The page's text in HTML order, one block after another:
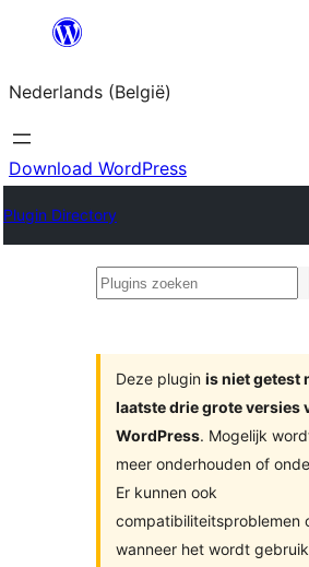
Spring
de
inhoud
Nederlands (België)
Download WordPress
Plugin Directory
Plugins
Deze plugin is niet getest
laatste drie grote versies
WordPress. Mogelijk
meer onderhouden of
Er kunnen ook
compatibiliteitsproblemen
wanneer het wordt